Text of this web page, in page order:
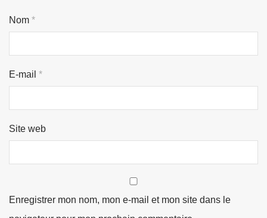
Nom *
E-mail *
Site web
Enregistrer mon nom, mon e-mail et mon site dans le